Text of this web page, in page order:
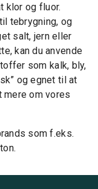
klor og fluor.
tebrygning, og
salt, jern eller
kan du anvende
som kalk, bly,
og egnet til at
mere om vores
som f.eks.